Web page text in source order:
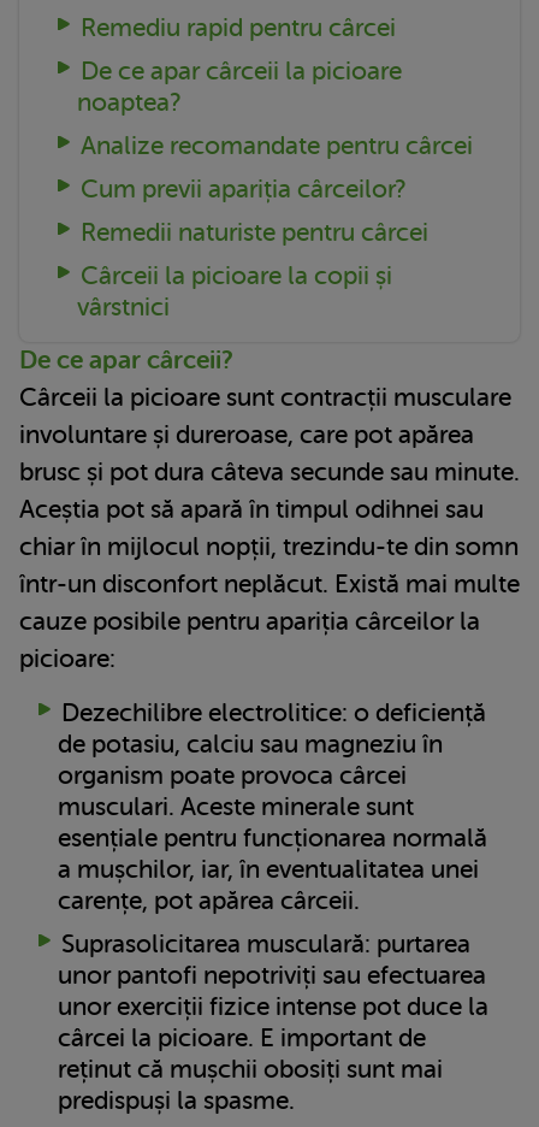
Remediu rapid pentru cârcei
De ce apar cârceii la picioare
noaptea?
Analize recomandate pentru cârcei
Cum previi apariția cârceilor?
Remedii naturiste pentru cârcei
Cârceii la picioare la copii și
vârstnici
De ce apar cârceii?
Cârceii la picioare sunt contracții musculare
involuntare și dureroase, care pot apărea
brusc și pot dura câteva secunde sau minute.
Aceștia pot să apară în timpul odihnei sau
chiar în mijlocul nopții, trezindu-te din somn
într-un disconfort neplăcut. Există mai multe
cauze posibile pentru apariția cârceilor la
picioare:
Dezechilibre electrolitice: o deficiență
de potasiu, calciu sau magneziu în
organism poate provoca cârcei
musculari. Aceste minerale sunt
esențiale pentru funcționarea normală
a mușchilor, iar, în eventualitatea unei
carențe, pot apărea cârceii.
Suprasolicitarea musculară: purtarea
unor pantofi nepotriviți sau efectuarea
unor exerciții fizice intense pot duce la
cârcei la picioare. E important de
reținut că mușchii obosiți sunt mai
predispuși la spasme.